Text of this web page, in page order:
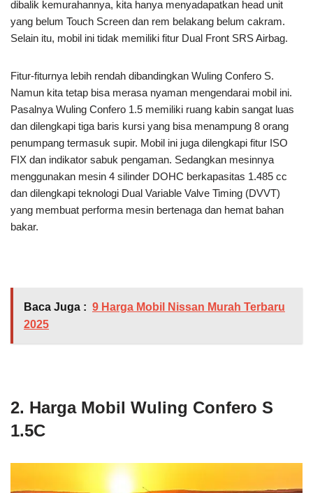
dibalik kemurahannya, kita hanya menyadapatkan head unit
yang belum Touch Screen dan rem belakang belum cakram.
Selain itu, mobil ini tidak memiliki fitur Dual Front SRS Airbag.
Fitur-fiturnya lebih rendah dibandingkan Wuling Confero S.
Namun kita tetap bisa merasa nyaman mengendarai mobil ini.
Pasalnya Wuling Confero 1.5 memiliki ruang kabin sangat luas
dan dilengkapi tiga baris kursi yang bisa menampung 8 orang
penumpang termasuk supir. Mobil ini juga dilengkapi fitur ISO
FIX dan indikator sabuk pengaman. Sedangkan mesinnya
menggunakan mesin 4 silinder DOHC berkapasitas 1.485 cc
dan dilengkapi teknologi Dual Variable Valve Timing (DVVT)
yang membuat performa mesin bertenaga dan hemat bahan
bakar.
Baca Juga : 9 Harga Mobil Nissan Murah Terbaru
2025
2. Harga Mobil Wuling Confero S
1.5C